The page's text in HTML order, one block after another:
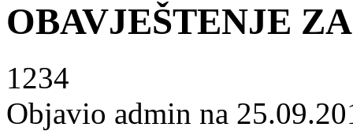
OBAVJEŠTENJE
1234
Objavio admin na